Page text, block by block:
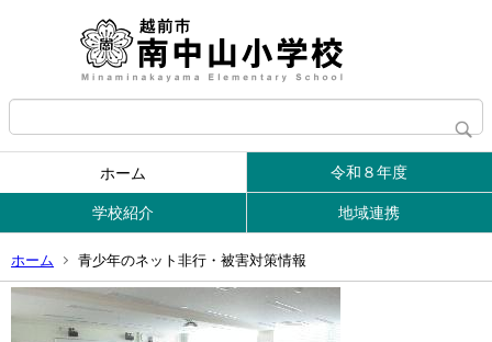
ホーム 令和８年度
学校紹介 地域連携
ホーム 青少年のネット非行・被害対策情報